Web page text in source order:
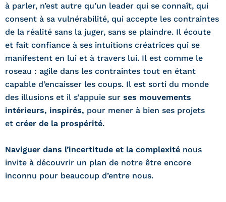
à parler, n’est autre qu’un leader qui se connaît, qui
consent à sa vulnérabilité, qui accepte les contraintes
de la réalité sans la juger, sans se plaindre. Il écoute
et fait confiance à ses intuitions créatrices qui se
manifestent en lui et à travers lui. Il est comme le
roseau : agile dans les contraintes tout en étant
capable d’encaisser les coups. Il est sorti du monde
des illusions et il s’appuie sur ses mouvements
intérieurs, inspirés, pour mener à bien ses projets
et créer de la prospérité.
Naviguer dans l’incertitude et la complexité nous
invite à découvrir un plan de notre être encore
inconnu pour beaucoup d’entre nous.